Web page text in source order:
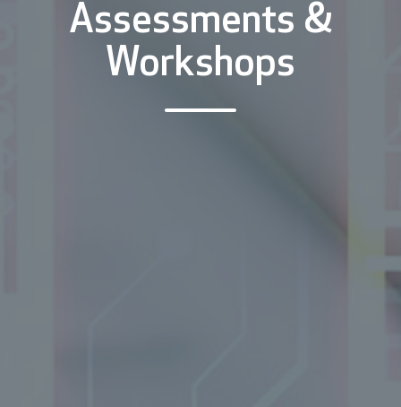
Assessments &
Workshops